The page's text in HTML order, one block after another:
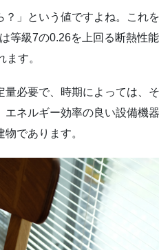
」という値ですよね。これ
等級7の0.26を上回る断熱性
す。
必要で、時期によっては、
ネルギー効率の良い設備機
であります。